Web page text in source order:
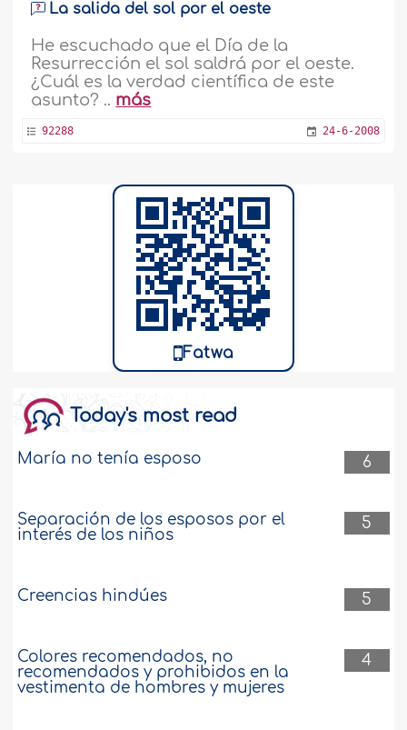
La salida del sol por el oeste
He escuchado que el Día de la
Resurrección el sol saldrá por el oeste.
¿Cuál es la verdad científica de este
asunto? .. más
92288 24-6-2008
Fatwa
Today's most read
6
María no tenía esposo
5
Separación de los esposos por el
interés de los niños
5
Creencias hindúes
4
Colores recomendados, no
recomendados y prohibidos en la
vestimenta de hombres y mujeres